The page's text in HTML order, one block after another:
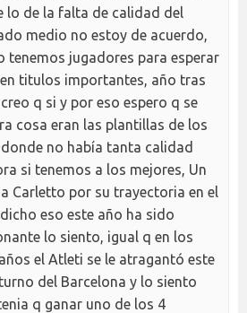
lo de la falta de calidad del
medio no estoy de acuerdo,
tenemos jugadores para esperar
titulos importantes, año tras
q si y por eso espero q se
cosa eran las plantillas de los
no había tanta calidad
si tenemos a los mejores, Un
Carletto por su trayectoria en el
eso este año ha sido
lo siento, igual q en los
el Atleti se le atragantó este
del Barcelona y lo siento
q ganar uno de los 4